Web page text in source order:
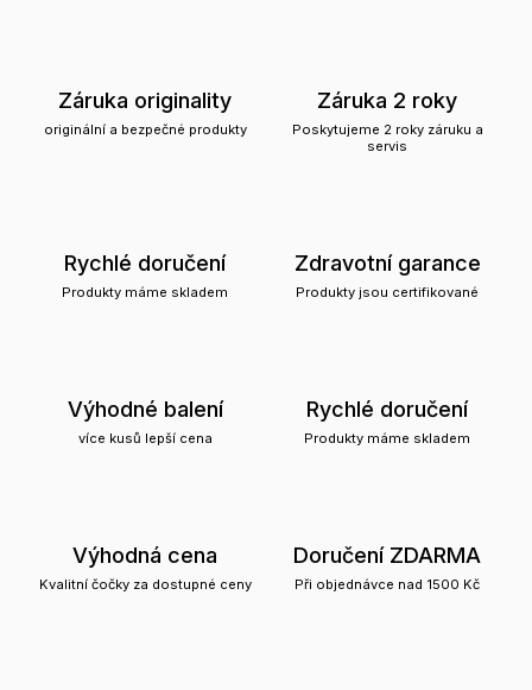
Záruka originality
originální a bezpečné produkty
Záruka 2 roky
Poskytujeme 2 roky záruku a
servis
Rychlé doručení
Produkty máme skladem
Zdravotní garance
Produkty jsou certifikované
Výhodné balení
více kusů lepší cena
Rychlé doručení
Produkty máme skladem
Výhodná cena
Kvalitní čočky za dostupné ceny
Doručení ZDARMA
Při objednávce nad 1500 Kč